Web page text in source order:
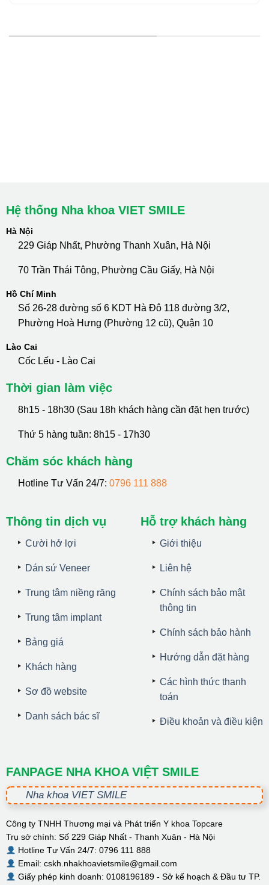
Hệ thống Nha khoa VIET SMILE
Hà Nội
229 Giáp Nhất, Phường Thanh Xuân, Hà Nội
70 Trần Thái Tông, Phường Cầu Giấy, Hà Nội
Hồ Chí Minh
Số 26-28 đường số 6 KDT Hà Đô 118 đường 3/2,
Phường Hoà Hưng (Phường 12 cũ), Quận 10
Lào Cai
Cốc Lếu - Lào Cai
Thời gian làm việc
8h15 - 18h30 (Sau 18h khách hàng cần đặt hẹn trước)
Thứ 5 hàng tuần: 8h15 - 17h30
Chăm sóc khách hàng
Hotline Tư Vấn 24/7: 0796 111 888
Thông tin dịch vụ
Cười hở lợi
Dán sứ Veneer
Trung tâm niềng răng
Trung tâm implant
Bảng giá
Khách hàng
Sơ đồ website
Danh sách bác sĩ
Hỗ trợ khách hàng
Giới thiệu
Liên hệ
Chính sách bảo mật
thông tin
Chính sách bảo hành
Hướng dẫn đặt hàng
Các hình thức thanh
toán
Điều khoản và điều kiện
FANPAGE NHA KHOA VIỆT SMILE
Nha khoa VIET SMILE
Công ty TNHH Thương mại và Phát triển Y khoa Topcare
Trụ sở chính: Số 229 Giáp Nhất - Thanh Xuân - Hà Nội
Hotline Tư Vấn 24/7: 0796 111 888
Email: cskh.nhakhoavietsmile@gmail.com
Giấy phép kinh doanh: 0108196189 - Sở kế hoạch & Đầu tư TP.